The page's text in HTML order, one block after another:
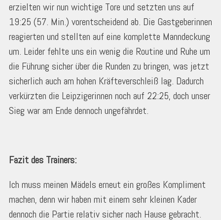
erzielten wir nun wichtige Tore und setzten uns auf
19:25 (57. Min.) vorentscheidend ab. Die Gastgeberinnen
reagierten und stellten auf eine komplette Manndeckung
um. Leider fehlte uns ein wenig die Routine und Ruhe um
die Führung sicher über die Runden zu bringen, was jetzt
sicherlich auch am hohen Kräfteverschleiß lag. Dadurch
verkürzten die Leipzigerinnen noch auf 22:25, doch unser
Sieg war am Ende dennoch ungefährdet.
Fazit des Trainers:
Ich muss meinen Mädels erneut ein großes Kompliment
machen, denn wir haben mit einem sehr kleinen Kader
dennoch die Partie relativ sicher nach Hause gebracht.